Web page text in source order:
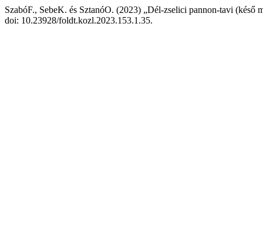
SzabóF., SebeK. és SztanóO. (2023) „Dél-zselici pannon-tavi
doi: 10.23928/foldt.kozl.2023.153.1.35.